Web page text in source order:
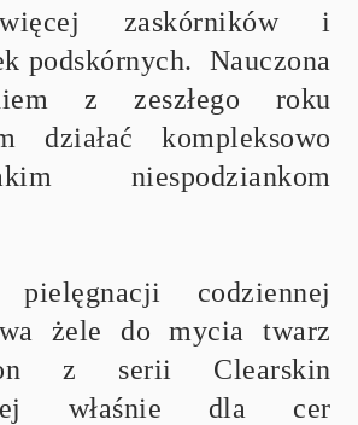
zaskórników i
podskórnych. Nauczona
z zeszłego roku
działać kompleksowo
niespodziankom
codziennej
żele do mycia twarz
z serii Clearskin
właśnie dla cer